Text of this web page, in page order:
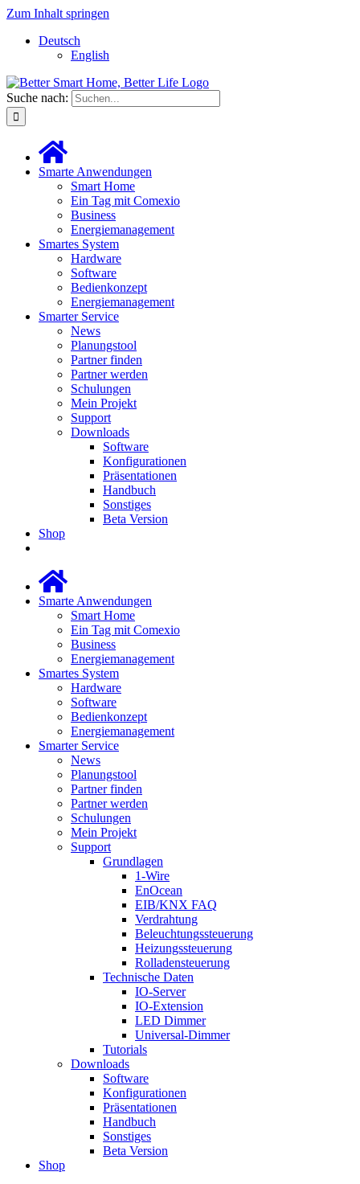
Zum Inhalt springen
Deutsch
English
Suche nach:
Smarte Anwendungen
Smart Home
Ein Tag mit Comexio
Business
Energiemanagement
Smartes System
Hardware
Software
Bedienkonzept
Energiemanagement
Smarter Service
News
Planungstool
Partner finden
Partner werden
Schulungen
Mein Projekt
Support
Downloads
Software
Konfigurationen
Präsentationen
Handbuch
Sonstiges
Beta Version
Shop
Smarte Anwendungen
Smart Home
Ein Tag mit Comexio
Business
Energiemanagement
Smartes System
Hardware
Software
Bedienkonzept
Energiemanagement
Smarter Service
News
Planungstool
Partner finden
Partner werden
Schulungen
Mein Projekt
Support
Grundlagen
1-Wire
EnOcean
EIB/KNX FAQ
Verdrahtung
Beleuchtungssteuerung
Heizungssteuerung
Rolladensteuerung
Technische Daten
IO-Server
IO-Extension
LED Dimmer
Universal-Dimmer
Tutorials
Downloads
Software
Konfigurationen
Präsentationen
Handbuch
Sonstiges
Beta Version
Shop